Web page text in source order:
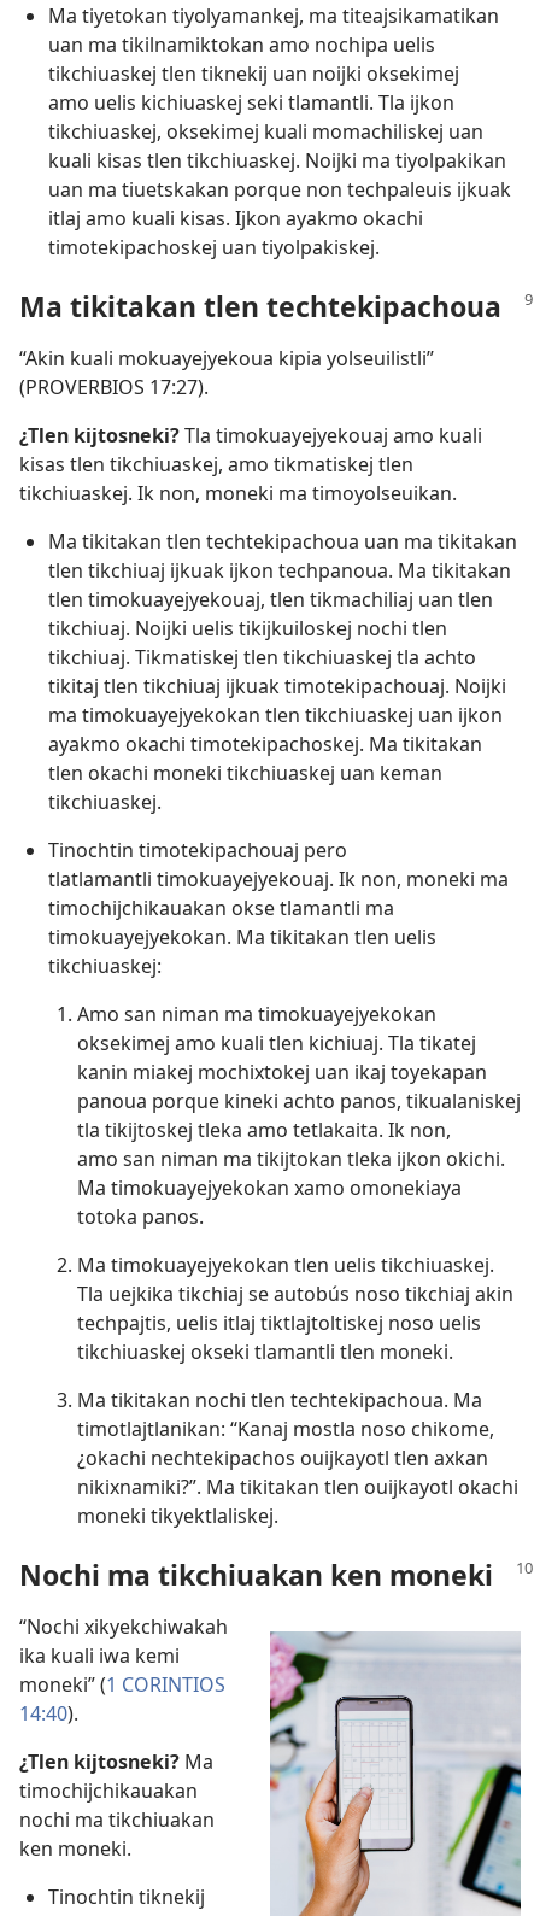
Ma tiyetokan tiyolyamankej, ma titeajsikamatikan
uan ma tikilnamiktokan amo nochipa uelis
tikchiuaskej tlen tiknekij uan noijki oksekimej
amo uelis kichiuaskej seki tlamantli. Tla ijkon
tikchiuaskej, oksekimej kuali momachiliskej uan
kuali kisas tlen tikchiuaskej. Noijki ma tiyolpakikan
uan ma tiuetskakan porque non techpaleuis ijkuak
itlaj amo kuali kisas. Ijkon ayakmo okachi
timotekipachoskej uan tiyolpakiskej.
Ma tikitakan tlen techtekipachoua
“Akin kuali mokuayejyekoua kipia yolseuilistli”
(PROVERBIOS 17:27).
¿Tlen kijtosneki?Tla timokuayejyekouaj amo kuali
kisas tlen tikchiuaskej, amo tikmatiskej tlen
tikchiuaskej. Ik non, moneki ma timoyolseuikan.
Ma tikitakan tlen techtekipachoua uan ma tikitakan
tlen tikchiuaj ijkuak ijkon techpanoua. Ma tikitakan
tlen timokuayejyekouaj, tlen tikmachiliaj uan tlen
tikchiuaj. Noijki uelis tikijkuiloskej nochi tlen
tikchiuaj. Tikmatiskej tlen tikchiuaskej tla achto
tikitaj tlen tikchiuaj ijkuak timotekipachouaj. Noijki
ma timokuayejyekokan tlen tikchiuaskej uan ijkon
ayakmo okachi timotekipachoskej. Ma tikitakan
tlen okachi moneki tikchiuaskej uan keman
tikchiuaskej.
Tinochtin timotekipachouaj pero
tlatlamantli timokuayejyekouaj. Ik non, moneki ma
timochijchikauakan okse tlamantli ma
timokuayejyekokan. Ma tikitakan tlen uelis
tikchiuaskej:
Amo san niman ma timokuayejyekokan
oksekimej amo kuali tlen kichiuaj. Tla tikatej
kanin miakej mochixtokej uan ikaj toyekapan
panoua porque kineki achto panos, tikualaniskej
tla tikijtoskej tleka amo tetlakaita. Ik non,
amo san niman ma tikijtokan tleka ijkon okichi.
Ma timokuayejyekokan xamo omonekiaya
totoka panos.
Ma timokuayejyekokan tlen uelis tikchiuaskej.
Tla uejkika tikchiaj se autobús noso tikchiaj akin
techpajtis, uelis itlaj tiktlajtoltiskej noso uelis
tikchiuaskej okseki tlamantli tlen moneki.
Ma tikitakan nochi tlen techtekipachoua. Ma
timotlajtlanikan: “Kanaj mostla noso chikome,
¿okachi nechtekipachos ouijkayotl tlen axkan
nikixnamiki?”. Ma tikitakan tlen ouijkayotl okachi
moneki tikyektlaliskej.
Nochi ma tikchiuakan ken moneki
“Nochi xikyekchiwakah
ika kuali iwa kemi
moneki” (1 CORINTIOS
14:40).
¿Tlen kijtosneki? Ma
timochijchikauakan
nochi ma tikchiuakan
ken moneki.
Tinochtin tiknekij